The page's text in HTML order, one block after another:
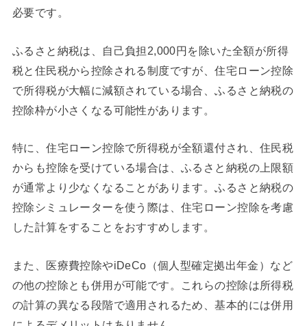
必要です。
ふるさと納税は、自己負担2,000円を除いた全額が所得
税と住民税から控除される制度ですが、住宅ローン控除
で所得税が大幅に減額されている場合、ふるさと納税の
控除枠が小さくなる可能性があります。
特に、住宅ローン控除で所得税が全額還付され、住民税
からも控除を受けている場合は、ふるさと納税の上限額
が通常より少なくなることがあります。ふるさと納税の
控除シミュレーターを使う際は、住宅ローン控除を考慮
した計算をすることをおすすめします。
また、医療費控除やiDeCo（個人型確定拠出年金）など
の他の控除とも併用が可能です。これらの控除は所得税
の計算の異なる段階で適用されるため、基本的には併用